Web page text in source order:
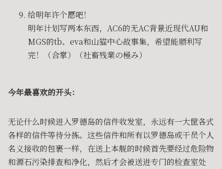
给明年许个愿吧！
明年计划写两本东西，AC6的无AC背景近现代AU和
MGS的tb、eva和山猫中心故事集，希望能顺利写
完！（合掌）（社畜残業の極み）
今年最喜欢的开头：
无论什么时候进入罗德岛的信件收发室，永远有一大筐各式
各样的信件等待分拣。这些信件和所有以罗德岛或干员个人
名义接收的包裹一样，在送上本舰的时候首先要经过危险物
和源石污染排查和净化，然后才会被送进专门的检查室处